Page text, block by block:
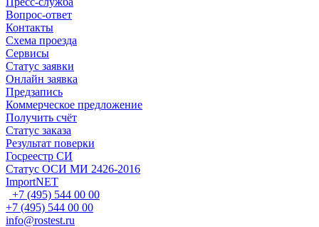
Вопрос-ответ
Контакты
Схема проезда
Сервисы
Статус заявки
Онлайн заявка
Предзапись
Коммерческое предложение
Получить счёт
Статус заказа
Результат поверки
Госреестр СИ
Статус ОСИ МИ 2426-2016
ImportNET
+7 (495) 544 00 00
+7 (495) 544 00 00
info@rostest.ru